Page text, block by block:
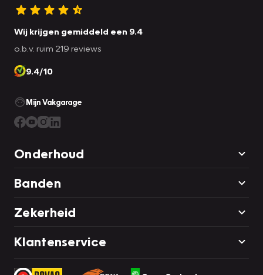
Wij krijgen gemiddeld een 9.4
o.b.v. ruim 219 reviews
9.4/10
Mijn Vakgarage
Onderhoud
Banden
Zekerheid
Klantenservice